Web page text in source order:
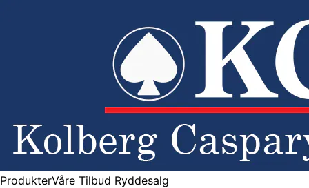
ProdukterVåre Tilbud Ryddesalg